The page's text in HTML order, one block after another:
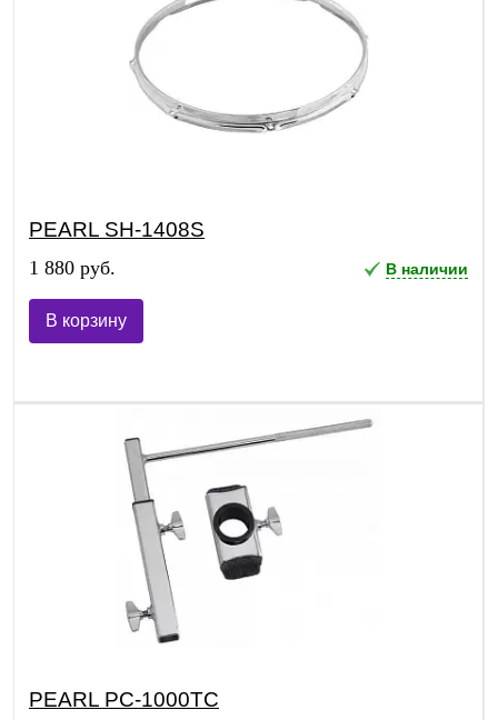
PEARL SH-1408S
1 880 руб. В наличии
В корзину
PEARL PC-1000TC